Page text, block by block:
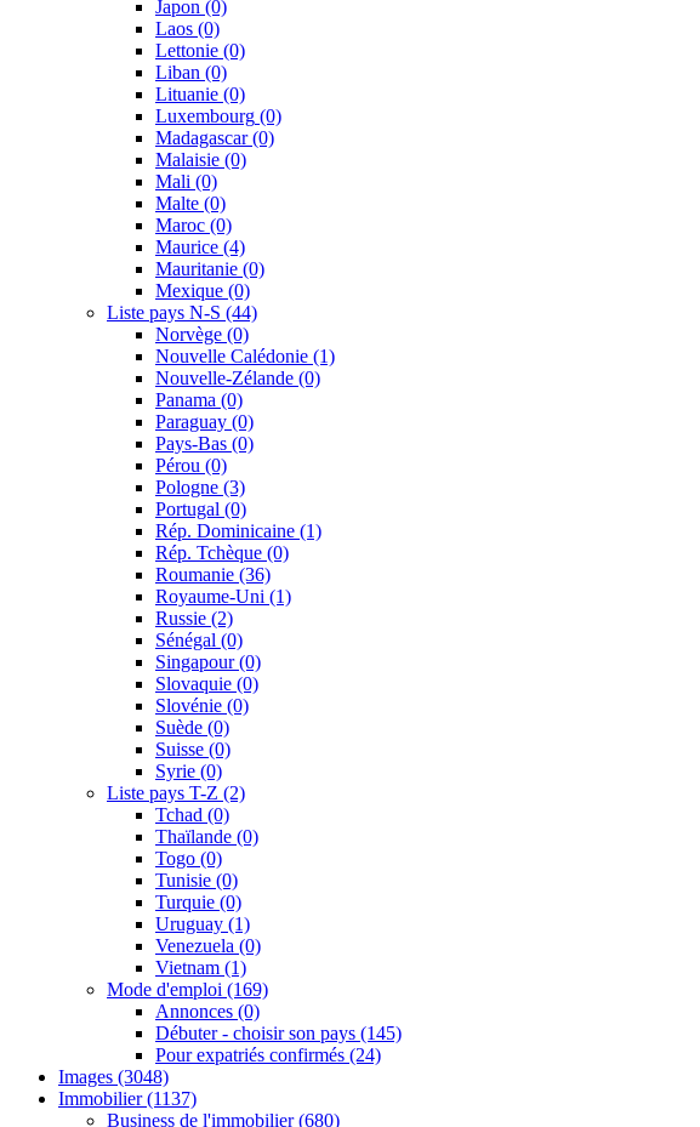
Japon (0)
Laos (0)
Lettonie (0)
Liban (0)
Lituanie (0)
Luxembourg (0)
Madagascar(0)
Malaisie (0)
Mali (0)
Malte (0)
Maroc (0)
Maurice (4)
Mauritanie (0)
Mexique (0)
Liste pays N-S (44)
Norvège (0)
Nouvelle Calédonie (1)
Nouvelle-Zélande (0)
Panama (0)
Paraguay (0)
Pays-Bas (0)
Pérou (0)
Pologne (3)
Portugal (0)
Rép. Dominicaine (1)
Rép. Tchèque (0)
Roumanie (36)
Royaume-Uni (1)
Russie (2)
Sénégal (0)
Singapour(0)
Slovaquie (0)
Slovénie (0)
Suède (0)
Suisse (0)
Syrie (0)
Liste pays T-Z (2)
Tchad (0)
Thaïlande (0)
Togo (0)
Tunisie (0)
Turquie (0)
Uruguay (1)
Venezuela (0)
Vietnam (1)
Mode d'emploi (169)
Annonces (0)
Débuter - choisir son pays (145)
Pour expatriés confirmés (24)
Images (3048)
Immobilier(1137)
Business de l'immobilier(680)